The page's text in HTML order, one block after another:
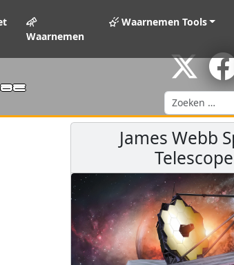
Waarnemen
Waarnemen Tools
Zoeken
James Webb
Telescope